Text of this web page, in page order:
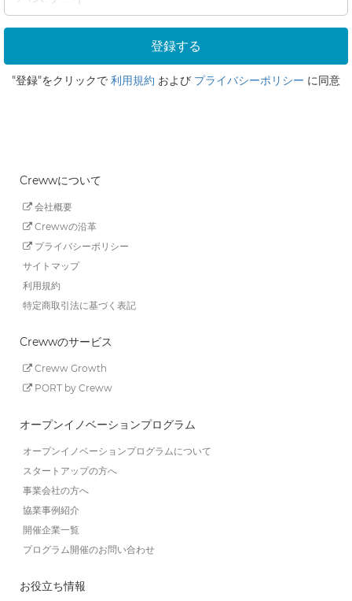
"登録"をクリックで 利用規約 および プライバシーポリシー に同意
Crewwについて
会社概要
Crewwの沿革
プライバシーポリシー
サイトマップ
利用規約
特定商取引法に基づく表記
Crewwのサービス
Creww Growth
PORT by Creww
オープンイノベーションプログラム
オープンイノベーションプログラムについて
スタートアップの方へ
事業会社の方へ
協業事例紹介
開催企業一覧
プログラム開催のお問い合わせ
お役立ち情報